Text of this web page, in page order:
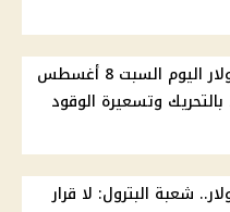
أسعار البنزين والسولار اليوم السبت 8 أغسطس
بالتحريك وتسعيرة الوقود
شعبة البترول: لا قرار